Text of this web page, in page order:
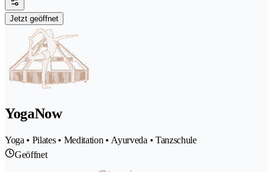
Jetzt geöffnet
YogaNow
Yoga • Pilates • Meditation • Ayurveda • Tanzschule
Geöffnet